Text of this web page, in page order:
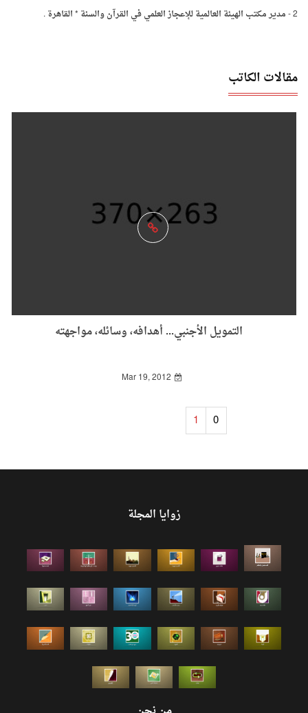
2 - مدير مكتب الهيئة العالمية للإعجاز العلمي في القرآن والسنة * القاهرة .
مقالات الكاتب
التمويل الأجنبي... أهدافه، وسائله، مواجهته
Mar 19, 2012
0
1
زوايا المجلة